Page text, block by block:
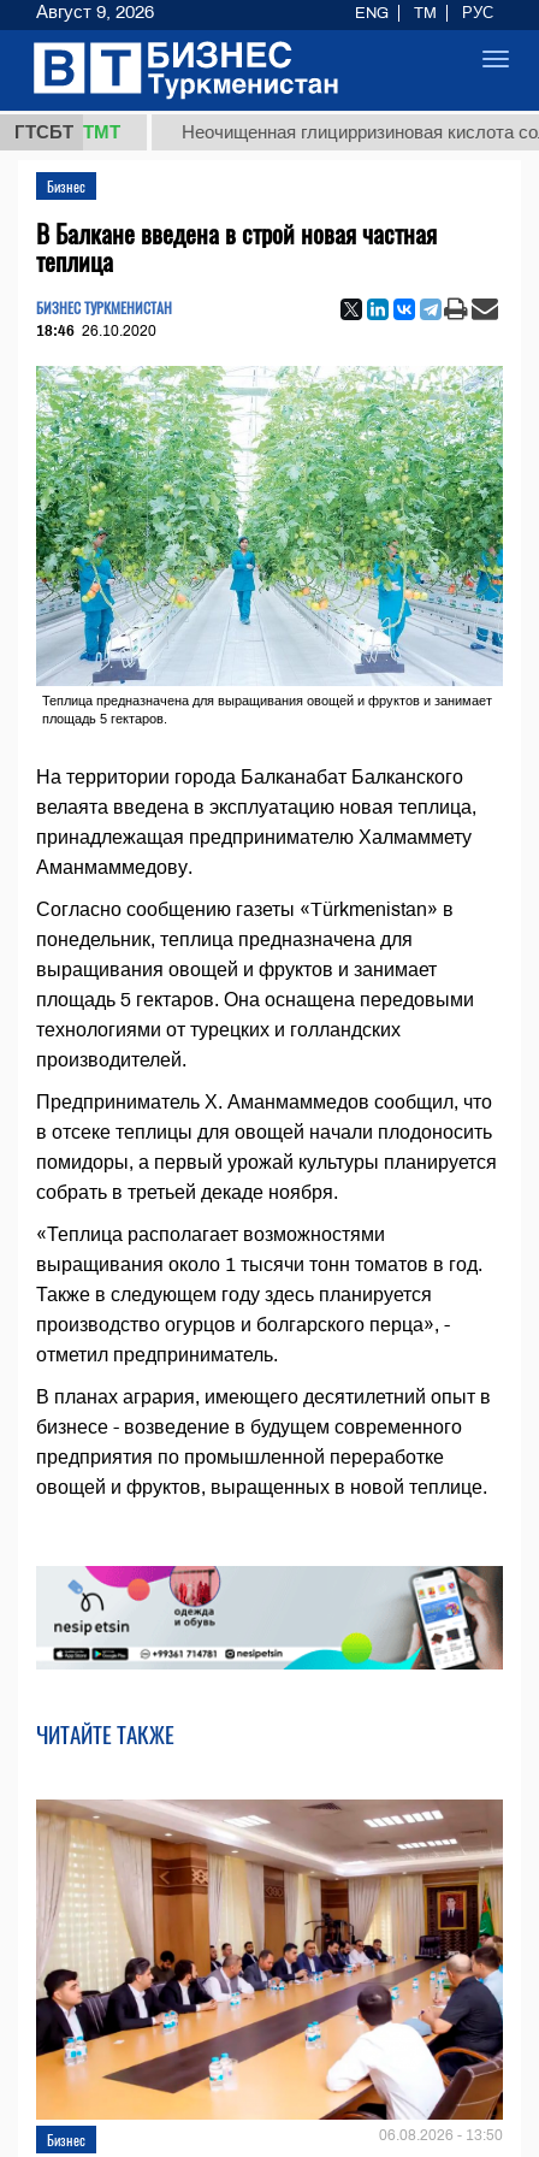
ГТСБТ
ТМТ Неочищенная глицирризиновая кислота
Бизнес
В Балкане введена в строй новая частная
теплица
БИЗНЕС ТУРКМЕНИСТАН
18:46 26.10.2020
Теплица предназначена для выращивания овощей и фруктов и занимает
площадь 5 гектаров.
На территории города Балканабат Балканского
велаята введена в эксплуатацию новая теплица,
принадлежащая предпринимателю Халмаммету
Аманмаммедову.
Согласно сообщению газеты «Türkmenistan» в
понедельник, теплица предназначена для
выращивания овощей и фруктов и занимает
площадь 5 гектаров. Она оснащена передовыми
технологиями от турецких и голландских
производителей.
Предприниматель Х. Аманмаммедов сообщил, что
в отсеке теплицы для овощей начали плодоносить
помидоры, а первый урожай культуры планируется
собрать в третьей декаде ноября.
«Теплица располагает возможностями
выращивания около 1 тысячи тонн томатов в год.
Также в следующем году здесь планируется
производство огурцов и болгарского перца», -
отметил предприниматель.
В планах агрария, имеющего десятилетний опыт в
бизнесе - возведение в будущем современного
предприятия по промышленной переработке
овощей и фруктов, выращенных в новой теплице.
ЧИТАЙТЕ ТАКЖЕ
Бизнес 06.08.2026 - 13:50
Август 9, 2026 ENG TM РУС